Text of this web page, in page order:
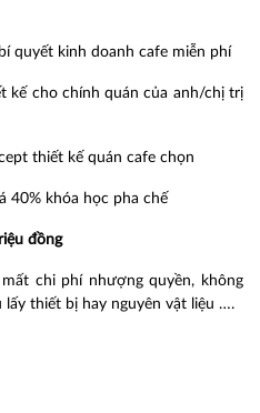
quyết kinh doanh cafe miễn phí
kế cho chính quán của anh/chị trị
thiết kế quán cafe chọn
40% khóa học pha chế
đồng
mất chi phí nhượng quyền, không
lấy thiết bị hay nguyên vật liệu ….